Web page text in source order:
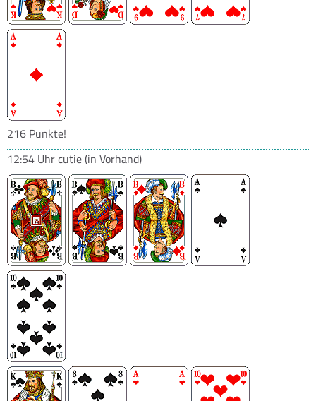
216 Punkte!
12:54 Uhrcutie(in Vorhand)